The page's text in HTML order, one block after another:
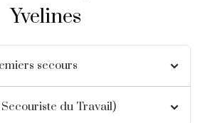
Yvelines
secours
du Travail)